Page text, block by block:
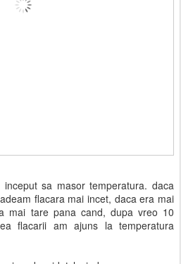
sa masor temperatura. daca
flacara mai incet, daca era mai
mai tare pana cand, dupa vreo 10
flacarii am ajuns la temperatura